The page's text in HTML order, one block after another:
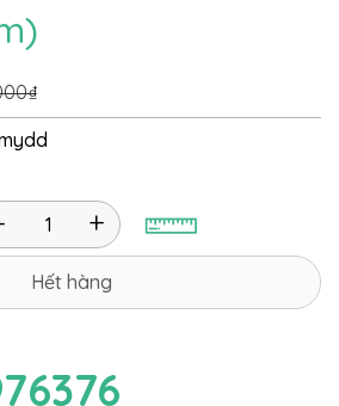
+
Hết hàng